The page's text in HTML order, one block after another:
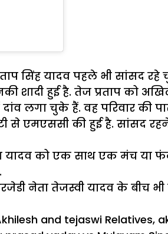
सिंह यादव पहले भी सांसद
शादी हुई है. तेज प्रताप को
लगा चुके हैं. वह परिवार
से एमएससी की हुई है.
को एक साथ एक मंच या
नेता तेजस्वी यादव के बीच
and tejaswi Relatives,